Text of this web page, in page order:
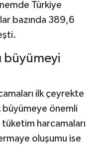
Türkiye
bazında 389,6
büyümeyi
ilk çeyrekte
önemli
tüketim harcamaları
oluşumu ise